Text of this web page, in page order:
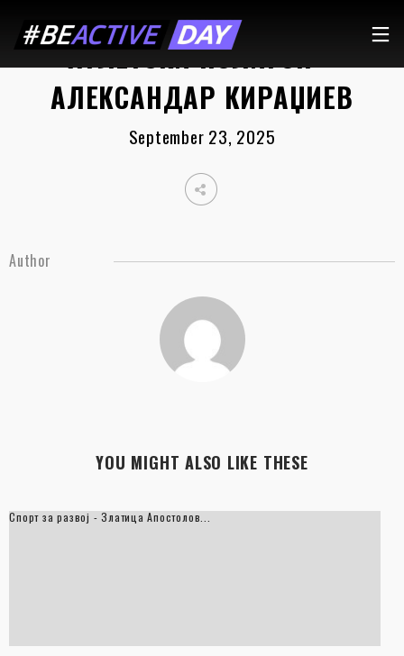
АТЛЕТСКИ ПОЛИГОН –
АЛЕКСАНДАР КИРАЏИЕВ
September 23, 2025
Author
YOU MIGHT ALSO LIKE THESE
Спорт за развој - Златица Апостолов...